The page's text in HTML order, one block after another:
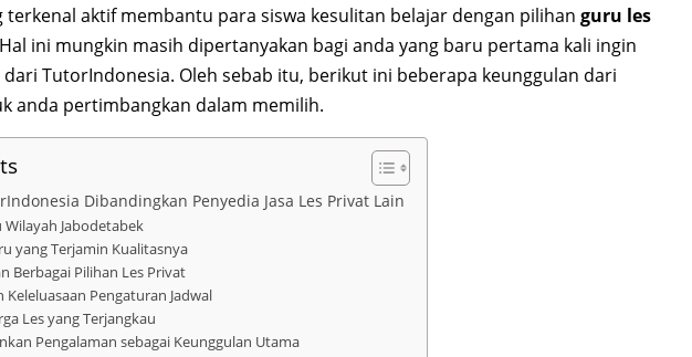
terkenal aktif membantu para siswa kesulitan belajar dengan pilihan guru les
ini mungkin masih dipertanyakan bagi anda yang baru pertama kali ingin
TutorIndonesia. Oleh sebab itu, berikut ini beberapa keunggulan dari
anda pertimbangkan dalam memilih.
Dibandingkan Penyedia Jasa Les Privat Lain
Jabodetabek
yang Terjamin Kualitasnya
Pilihan Les Privat
Pengaturan Jadwal
Les yang Terjangkau
Pengalaman sebagai Keunggulan Utama